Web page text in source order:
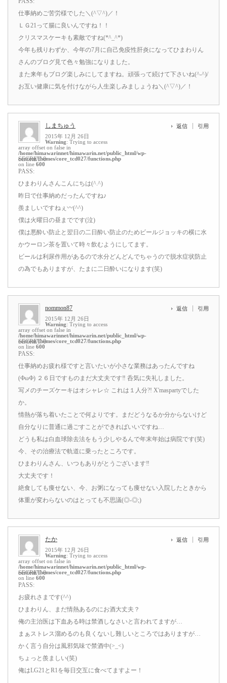
仕事納めご苦労様でした＼(^▽^)／！
ＬＧ21って腸に良いんですね！！
クリスマスケーキも素敵ですね(*^_^*)
今年も残りわずか、今年の7月に自己免疫性肝炎になってひまわりん
さんのブログ見て色々勉強になりました。
また来年もブログ楽しみにしてますね。頑張って続けて下さいね(^-^)/
お互い健康に気を付けながら人生楽しみましょうね＼(^▽^)／！
しまちゅう
2015年 12月 26日
Warning: Trying to access
array offset on false in
/home/himawarinnet/himawarin.net/public_html/wp-
content/themes/core_tcd027/functions.php
on line 600
返信 引用
SECRET: 0
PASS:
ひまわりんさんこんにちは(^.^)
昨日で仕事納めだったんですね♪
羨ましいですねぇ〰(^^)
僕は火曜日の昼までです(泣)
僕は悪酔い防止と翌日の二日酔い防止のためビールジョッキの横に水
かウーロン茶を置いて時々飲むようにしてます。
ビールは利尿作用があるので水分どんどんでちゃうので脱水症状防止
の為でもありますが、たまに二日酔いになります(笑)
nommon87
2015年 12月 26日
Warning: Trying to access
array offset on false in
/home/himawarinnet/himawarin.net/public_html/wp-
content/themes/core_tcd027/functions.php
on line 600
返信 引用
SECRET: 0
PASS:
仕事納めお疲れ様ですと言いたいが小さな業務はあったんですね
(ФωФ) ２６日ですものまだ大丈夫です‼ 呑気に失礼しました。
写メのチーズケーキはオシャレ☆ これは１人分?! X'maspartyでした
か。
情熱が落ち着いたことで何よりです。まだどうなるか分からないけど
自分なりに普通に過ごすことができればいいですね…
どうも私は白血球除去法をもう少しやるんで年末年始は病院です(笑)
今、その治療法で軌道に乗ったところです。
ひまわりんさん、いつもありがとうございます‼
大丈夫です！
絶食しても痩せない、今、お粥になっても痩せない入院したときから
体重が変わらないのはとっても不思議(◎-◎;)
たか
2015年 12月 26日
Warning: Trying to access
array offset on false in
/home/himawarinnet/himawarin.net/public_html/wp-
content/themes/core_tcd027/functions.php
on line 600
返信 引用
SECRET: 0
PASS:
お疲れさまです(^^)
ひまわりん、まだ情熱あるのにお酒大丈夫？
俺の主治医は下血ある時は禁酒しなさいと言われてますが…
まぁストレス溜めるのも良くないし難しいところではありますが…
かく言う自分は風邪気味で禁酒中(>_<)
ちょっと羨ましい(笑)
俺はLG21とR1を毎日交互に食べてますよー！